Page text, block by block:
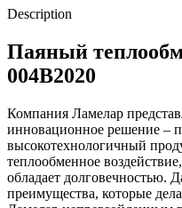
Description
Паяный
004B2020
Компания Ламелар
инновационное решение –
высокотехнологичный
теплообменное
обладает долговечностью.
преимущества, которые